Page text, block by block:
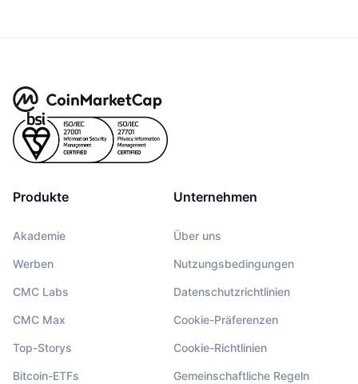
Produkte
Akademie
Werben
CMC Labs
CMC Max
Top-Storys
Bitcoin-ETFs
Unternehmen
Über uns
Nutzungsbedingungen
Datenschutzrichtlinien
Cookie-Präferenzen
Cookie-Richtlinien
Gemeinschaftliche Regeln